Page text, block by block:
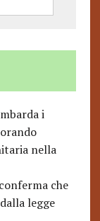
i
nella
che
legge